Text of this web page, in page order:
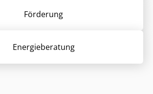
Förderung
Energieberatung